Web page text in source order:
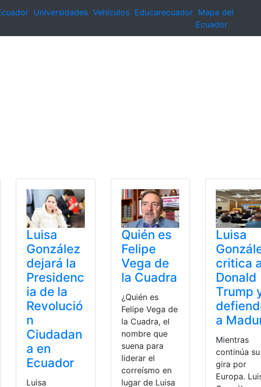
Universidades Vehículos Educarecuador Mapa del
Ecuador
Luisa
González
dejará la
Presidenc
ia de la
Revolució
n
Ciudadan
a en
Ecuador
Luisa
Quién es
Felipe
Vega de
la Cuadra
¿Quién es
Felipe Vega de
la Cuadra, el
nombre que
suena para
liderar el
correísmo en
lugar de Luisa
Luisa
critica a
Donald
Trump
a
Mientras
continúa su
gira por
Europa.